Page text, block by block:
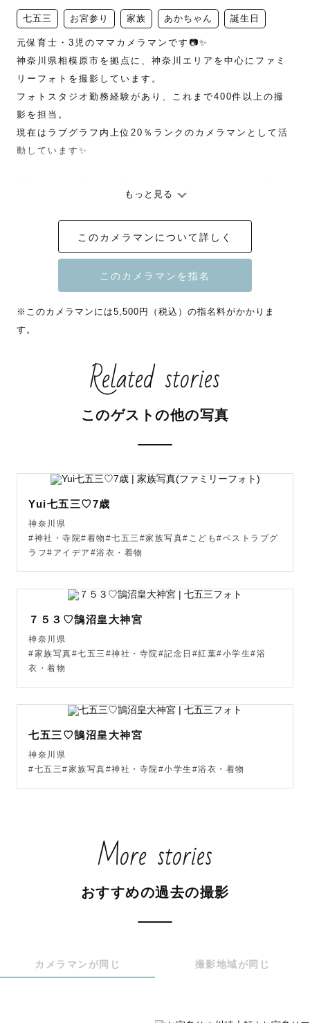
七五三 お宮参り 家族 あかちゃん 誕生日
元保育士・3児のママカメラマンです📷✨
神奈川県相模原市を拠点に、神奈川エリアを中心にファミ
リーフォトを撮影しています。
フォトスタジオ勤務経験があり、これまで400件以上の撮
影を担当。
現在はラブグラフ内上位20％ランクのカメラマンとして活
動しています✨
お子さんのペースに寄り添った撮影を大切にしています。
ニューボーン・お宮参り・バースデー・七五三など、
ご家族の「今しかない瞬間」を自然な表情で残します🕊️
新生児期、イヤイヤ期、人見知り…
どんな時期もまるごと愛おしく残せるようサポートいたし
ますのでご安心ください♡
撮影当日、万が一着崩れてしまった場合も対応可能です◎
ァースト～」ご利用可能です💡
指名料割引いたしますのでお申し込み前にご一報くださ
※ラブグラフ経由でのお申込みのみ適用となります。みて
ねからのご予約は
システム上の理由から、指名料などの割引ができかねま
ただくようお願いいたします。
「この人に撮ってもらえてよかった」
そう思っていただける時間と写真をお届けします。
__________________________________
①ご予約
・皆様について
もっと見る
このカメラマンについて詳しく
※このカメラマンには5,500円（税込）の指名料がかかりま
す。
Related stories
このゲストの他の写真
Yui七五三♡7歳
神奈川県
#神社・寺院#着物#七五三#家族写真#こども#ベストラブグ
ラフ#アイデア#浴衣・着物
７５３♡鵠沼皇大神宮
神奈川県
#家族写真#七五三#神社・寺院#記念日#紅葉#小学生#浴
衣・着物
七五三♡鵠沼皇大神宮
神奈川県
#七五三#家族写真#神社・寺院#小学生#浴衣・着物
More stories
おすすめの過去の撮影
カメラマンが同じ 撮影地域が同じ